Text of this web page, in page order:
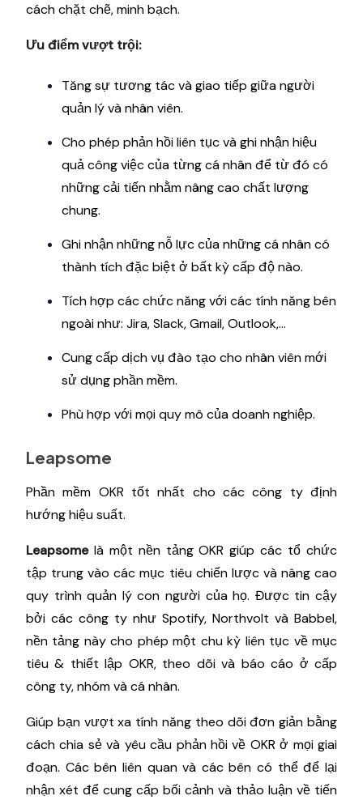
cách chặt chẽ, minh bạch.
Ưu điểm vượt trội:
Tăng sự tương tác và giao tiếp giữa người
quản lý và nhân viên.
Cho phép phản hồi liên tục và ghi nhận hiệu
quả công việc của từng cá nhân để từ đó có
những cải tiến nhằm nâng cao chất lượng
chung.
Ghi nhận những nỗ lực của những cá nhân có
thành tích đặc biệt ở bất kỳ cấp độ nào.
Tích hợp các chức năng với các tính năng bên
ngoài như: Jira, Slack, Gmail, Outlook,...
Cung cấp dịch vụ đào tạo cho nhân viên mới
sử dụng phần mềm.
Phù hợp với mọi quy mô của doanh nghiệp.
Leapsome
Phần mềm OKR tốt nhất cho các công ty định
hướng hiệu suất.
Leapsomelà một nền tảng OKR giúp các tổ chức
tập trung vào các mục tiêu chiến lược và nâng cao
quy trình quản lý con người của họ. Được tin cậy
bởi các công ty như Spotify, Northvolt và Babbel,
nền tảng này cho phép một chu kỳ liên tục về mục
tiêu & thiết lập OKR, theo dõi và báo cáo ở cấp
công ty, nhóm và cá nhân.
Giúp bạn vượt xa tính năng theo dõi đơn giản bằng
cách chia sẻ và yêu cầu phản hồi về OKR ở mọi giai
đoạn. Các bên liên quan và các bên có thể để lại
nhận xét để cung cấp bối cảnh và thảo luận về tiến